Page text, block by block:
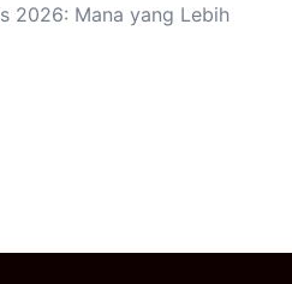
2026: Mana yang Lebih